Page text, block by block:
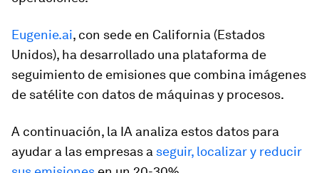
Eugenie.ai, con sede en California (Estados
Unidos), ha desarrollado una plataforma de
seguimiento de emisiones que combina imágenes
de satélite con datos de máquinas y procesos.
A continuación, la IA analiza estos datos para
ayudar a las empresas a seguir, localizar y reducir